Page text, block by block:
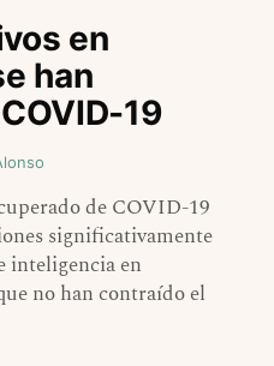
en
han
19
de COVID-19
significativamente
inteligencia en
no han contraído el